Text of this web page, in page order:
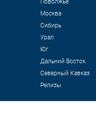
Поволжье
Москва
Сибирь
Урал
Юг
Дальний Восток
Северный Кавказ
Релизы